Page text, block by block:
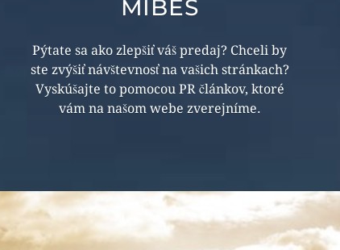
MIBES
Pýtate sa ako zlepšiť váš predaj? Chceli by
ste zvýšiť návštevnosť na vašich stránkach?
Vyskúšajte to pomocou PR článkov, ktoré
vám na našom webe zverejníme.